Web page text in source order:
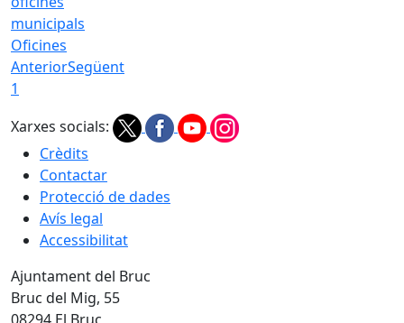
Oficines
AnteriorSegüent
1
Xarxes socials:
Crèdits
Contactar
Protecció de dades
Avís legal
Accessibilitat
Ajuntament del Bruc
Bruc del Mig, 55